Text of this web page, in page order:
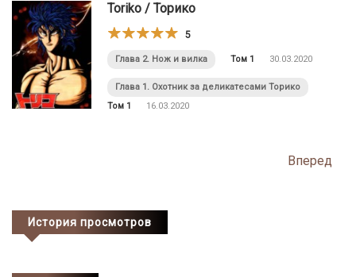
Toriko / Торико
5
Глава 2. Нож и вилка Том 1 30.03.2020
Глава 1. Охотник за деликатесами Торико
Том 1
16.03.2020
Вперед
История просмотров